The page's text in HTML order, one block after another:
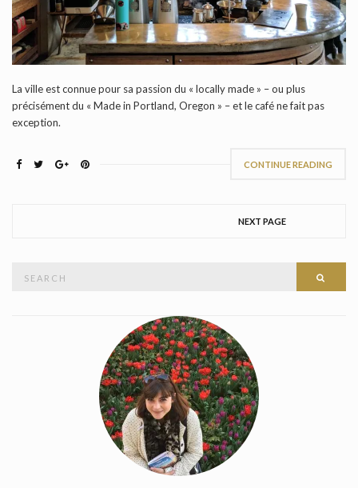
La ville est connue pour sa passion du « locally made » – ou plus
précisément du « Made in Portland, Oregon » – et le café ne fait pas
exception.
CONTINUE READING
NEXT PAGE
for: